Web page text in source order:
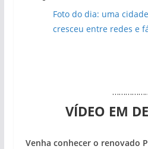
Foto do dia: uma
cresceu entre redes e
VÍDEO EM
Venha conhecer o renovado